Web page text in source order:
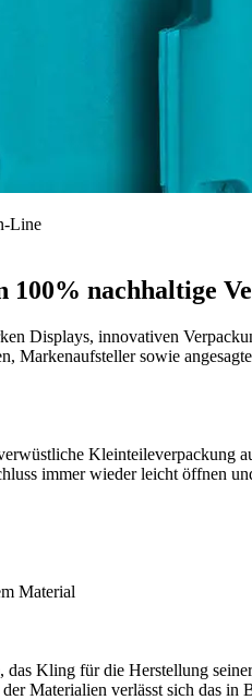
Line
nachhaltige
Displays, innovativen
Markenaufsteller sowie
Kleinteileverpackung
immer wieder leicht öffnen
Material
Kling für die Herstellung
Materialien verlässt sich das